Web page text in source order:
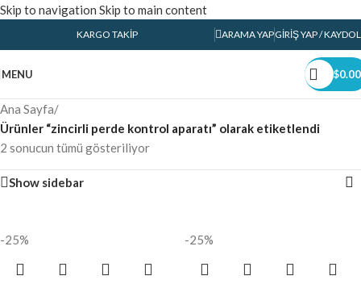
Skip to navigation Skip to main content
KARGO TAKIP ARAMA YAPGIRIŞ YAP / KAYDOL
MENU $0.00
Ana Sayfa/
Ürünler “zincirli perde kontrol aparatı” olarak etiketlendi
2 sonucun tümü gösteriliyor
Show sidebar
-25% -25%